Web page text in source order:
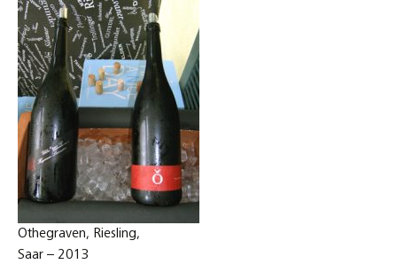
Othegraven, Riesling,
Saar – 2013